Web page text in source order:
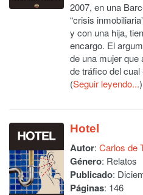
2007, en una
“crisis
y con una hija,
encargo. El
de una mujer que
de tráfico del
(Seguir leyendo...)
Hotel
Autor: Carlos de
Género: Relatos
Publicado:
Páginas: 146